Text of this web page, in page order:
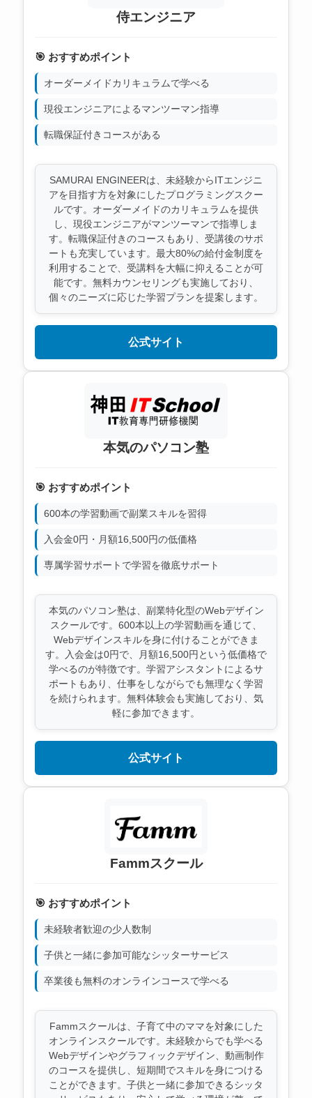
侍エンジニア
🎯 おすすめポイント
オーダーメイドカリキュラムで学べる
現役エンジニアによるマンツーマン指導
転職保証付きコースがある
SAMURAI ENGINEERは、未経験からITエンジニ
アを目指す方を対象にしたプログラミングスクー
ルです。オーダーメイドのカリキュラムを提供
し、現役エンジニアがマンツーマンで指導しま
す。転職保証付きのコースもあり、受講後のサポ
ートも充実しています。最大80%の給付金制度を
利用することで、受講料を大幅に抑えることが可
能です。無料カウンセリングも実施しており、
個々のニーズに応じた学習プランを提案します。
公式サイト
本気のパソコン塾
🎯 おすすめポイント
600本の学習動画で副業スキルを習得
入会金0円・月額16,500円の低価格
専属学習サポートで学習を徹底サポート
本気のパソコン塾は、副業特化型のWebデザイン
スクールです。600本以上の学習動画を通じて、
Webデザインスキルを身に付けることができま
す。入会金は0円で、月額16,500円という低価格で
学べるのが特徴です。学習アシスタントによるサ
ポートもあり、仕事をしながらでも無理なく学習
を続けられます。無料体験会も実施しており、気
軽に参加できます。
公式サイト
Fammスクール
🎯 おすすめポイント
未経験者歓迎の少人数制
子供と一緒に参加可能なシッターサービス
卒業後も無料のオンラインコースで学べる
Fammスクールは、子育て中のママを対象にした
オンラインスクールです。未経験からでも学べる
Webデザインやグラフィックデザイン、動画制作
のコースを提供し、短期間でスキルを身につける
ことができます。子供と一緒に参加できるシッタ